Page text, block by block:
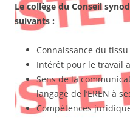
Le collège du Conseil
suivants :
Connaissance du
Intérêt pour le travail
Sens de la
langage de l’EREN à
Compétences